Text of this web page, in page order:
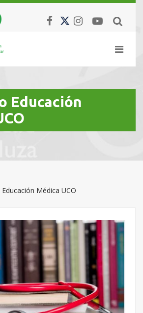
Educación
Médica UCO